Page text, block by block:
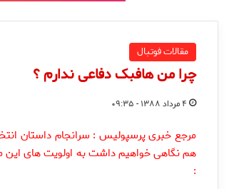
مقالات فوتبال
چرا من هافبک دفاعی ندارم ؟
۴ مرداد ۱۳۸۸ - ۰۹:۳۵
مرجع خبری پرسپولیس : سرانجام داستان
هم نگاهی خواهیم داشت به اولویت های این
: